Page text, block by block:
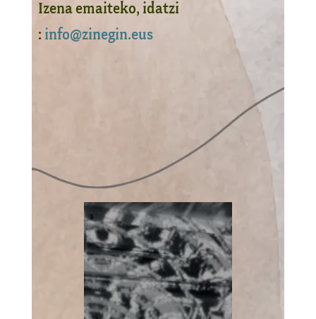
Izena emaiteko, idatzi
: info@zinegin.eus